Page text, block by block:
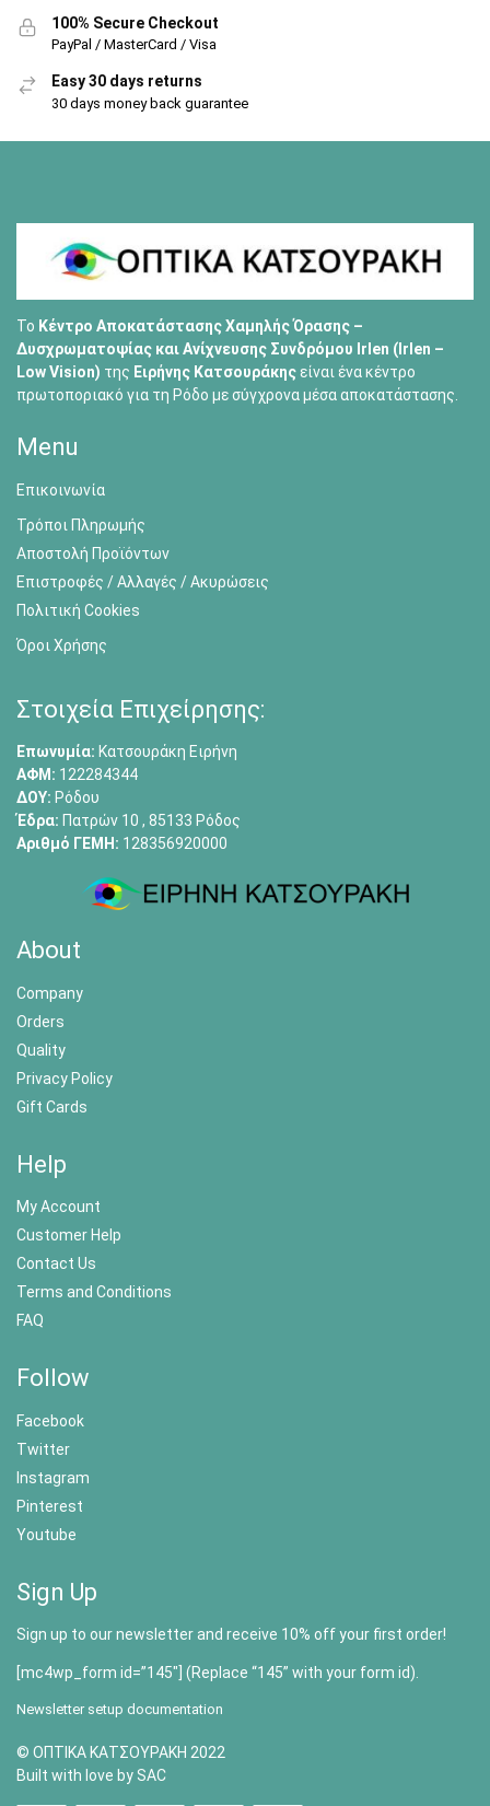
100% Secure Checkout
PayPal / MasterCard / Visa
Easy 30 days returns
30 days money back guarantee
Το Κέντρο Αποκατάστασης Χαμηλής Όρασης –
Δυσχρωματοψίας και Ανίχνευσης Συνδρόμου Irlen (Irlen –
Low Vision) της Ειρήνης Κατσουράκηςείναι ένα κέντρο
πρωτοποριακό για τη Ρόδο με σύγχρονα μέσα αποκατάστασης.
Menu
Επικοινωνία
Τρόποι Πληρωμής
Αποστολή Προϊόντων
Επιστροφές / Αλλαγές / Ακυρώσεις
Πολιτική Cookies
Όροι Χρήσης
Στοιχεία Επιχείρησης:
Επωνυμία: Κατσουράκη Ειρήνη
ΑΦΜ: 122284344
ΔΟΥ: Ρόδου
Έδρα: Πατρών 10 , 85133 Ρόδος
Αριθμό ΓΕΜΗ: 128356920000
About
Company
Orders
Quality
Privacy Policy
Gift Cards
Help
My Account
Customer Help
Contact Us
Terms and Conditions
FAQ
Follow
Facebook
Twitter
Instagram
Pinterest
Youtube
Sign Up
Sign up to our newsletter and receive 10% off your first order!
[mc4wp_form id=”145″] (Replace “145” with your form id).
Newsletter setup documentation
© ΟΠΤΙΚΑ ΚΑΤΣΟΥΡΑΚΗ 2022
Built with love by SAC